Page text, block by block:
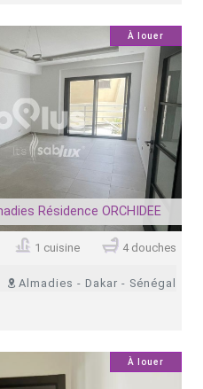
À louer
Résidence ORCHIDEE
7
1 cuisine 4 douches
Almadies - Dakar - Sénégal
À louer4